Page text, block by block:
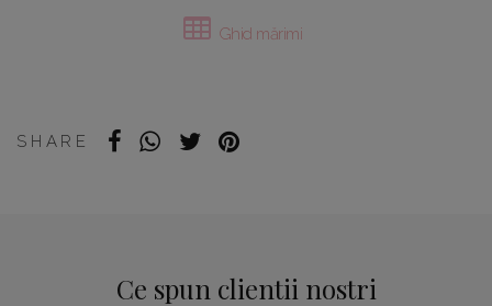
Ghid mărimi
SHARE
Ce spun clientii nostri